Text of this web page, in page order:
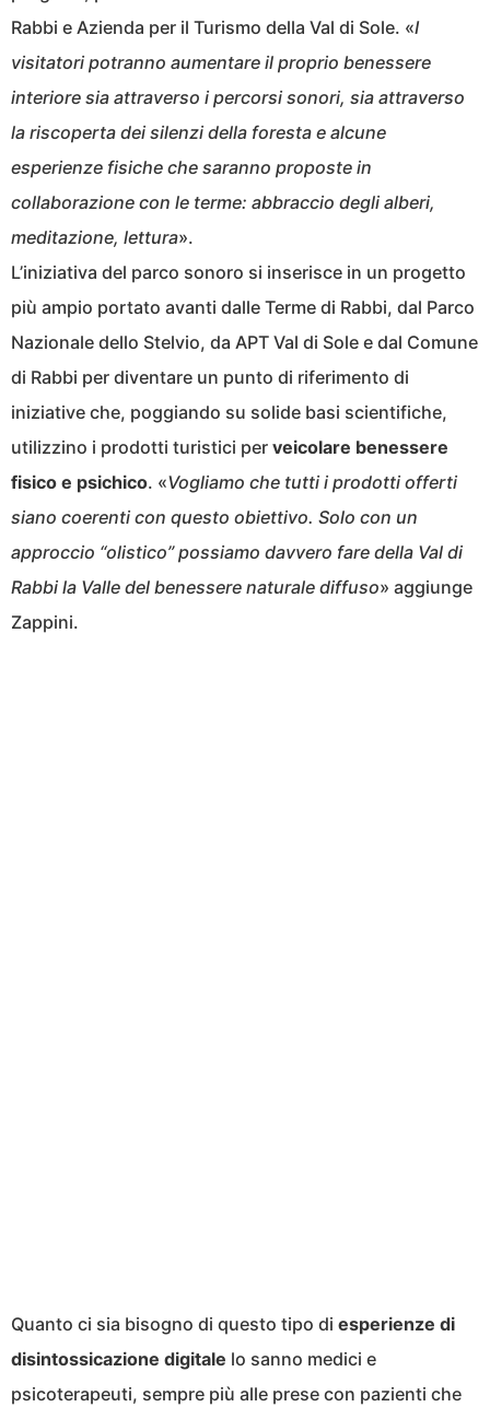
Rabbi e Azienda per il Turismo della Val di Sole. «I
visitatori potranno aumentare il proprio benessere
interiore sia attraverso i percorsi sonori, sia attraverso
la riscoperta dei silenzi della foresta e alcune
esperienze fisiche che saranno proposte in
collaborazione con le terme: abbraccio degli alberi,
meditazione, lettura».
L’iniziativa del parco sonoro si inserisce in un progetto
più ampio portato avanti dalle Terme di Rabbi, dal Parco
Nazionale dello Stelvio, da APT Val di Sole e dal Comune
di Rabbi per diventare un punto di riferimento di
iniziative che, poggiando su solide basi scientifiche,
utilizzino i prodotti turistici per veicolare benessere
fisico e psichico. «Vogliamo che tutti i prodotti offerti
siano coerenti con questo obiettivo. Solo con un
approccio “olistico” possiamo davvero fare della Val di
Rabbi la Valle del benessere naturale diffuso» aggiunge
Zappini.
Quanto ci sia bisogno di questo tipo di esperienze di
disintossicazione digitale lo sanno medici e
psicoterapeuti, sempre più alle prese con pazienti che